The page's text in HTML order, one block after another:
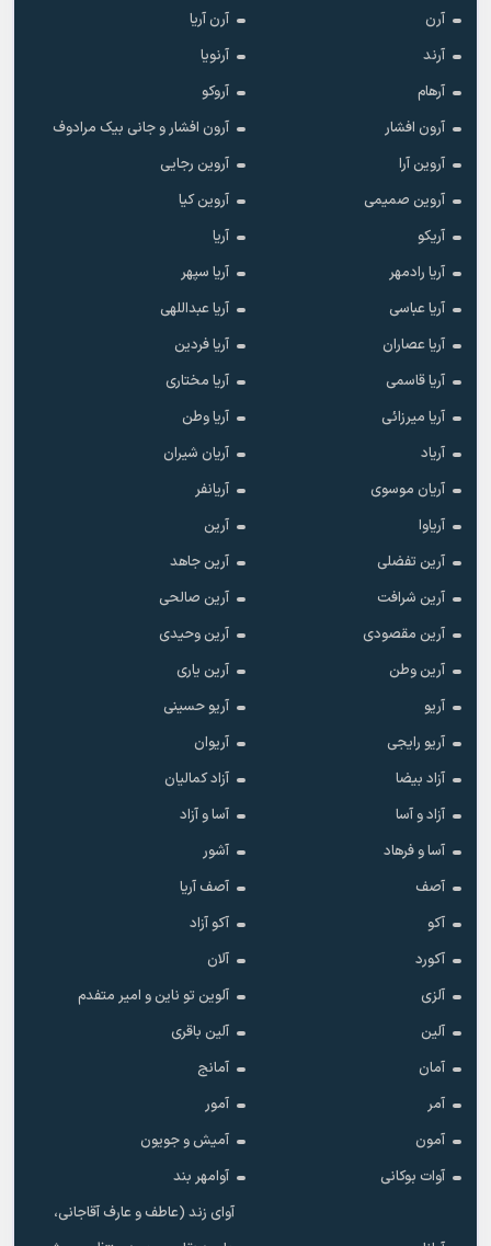
آرن
آرن آریا
آرند
آرنویا
آرهام
آروکو
آرون افشار
آرون افشار و جانی بیک مرادوف
آروین آرا
آروین رجایی
آروین صمیمی
آروین کیا
آریکو
آریا
آریا رادمهر
آریا سپهر
آریا عباسی
آریا عبداللهی
آریا عصاران
آریا فردین
آریا قاسمی
آریا مختاری
آریا میرزائی
آریا وطن
آریاد
آریان شیران
آریان موسوی
آریانفر
آریاوا
آرین
آرین تفضلی
آرین جاهد
آرین شرافت
آرین صالحی
آرین مقصودی
آرین وحیدی
آرین وطن
آرین یاری
آریو
آریو حسینی
آریو رایجی
آریوان
آزاد بیضا
آزاد کمالیان
آزاد و آسا
آسا و آزاد
آسا و فرهاد
آشور
آصف
آصف آریا
آکو
آکو آزاد
آکورد
آلان
آلزی
آلوین تو ناین و امیر متفدم
آلین
آلین باقری
آمان
آمانج
آمر
آمور
آمون
آمیش و جویون
آوات بوکانی
آوامهر بند
آوای زند (عاطف و عارف آقاجانی،